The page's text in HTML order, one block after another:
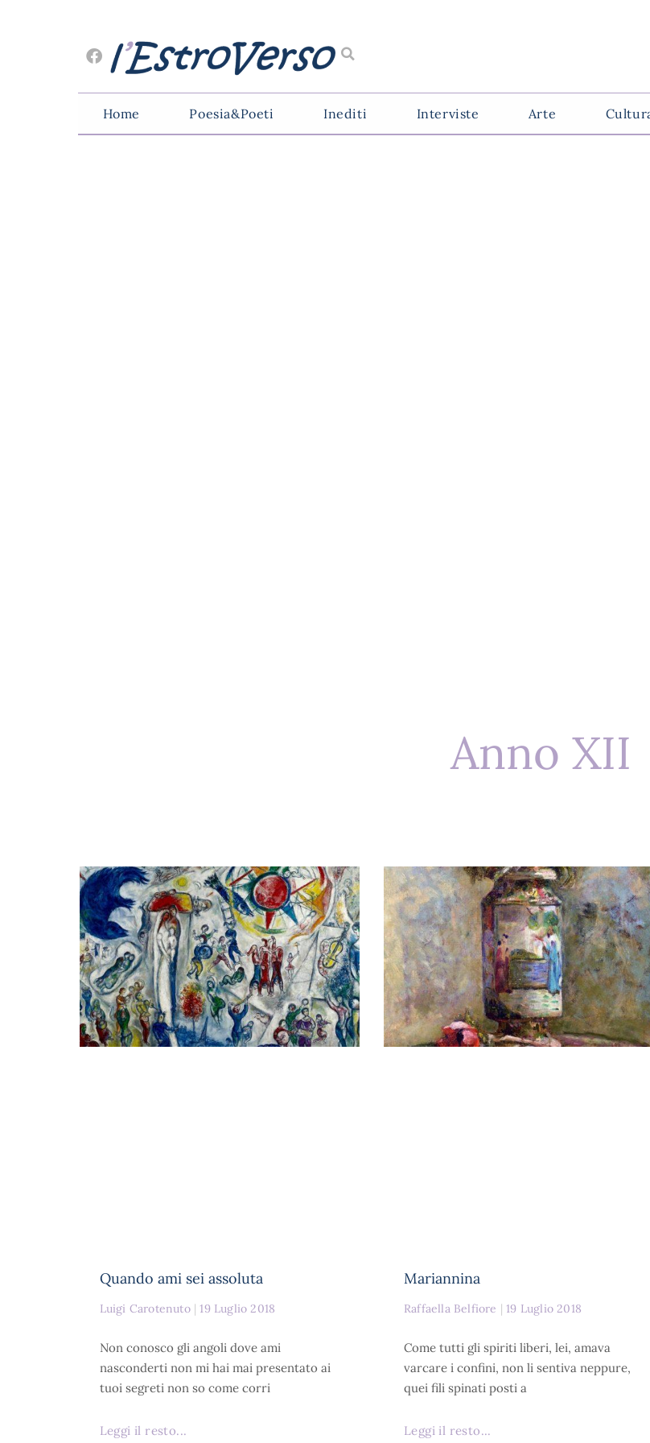
Home Poesia&Poeti Inediti Interviste Arte
Anno XII
Quando ami sei assoluta
Luigi Carotenuto 19 Luglio 2018
Non conosco gli angoli dove ami
nasconderti non mi hai mai presentato ai
tuoi segreti non so come corri
Leggi il resto...
Mariannina
Raffaella Belfiore 19 Luglio 2018
Come tutti gli spiriti liberi, lei, amava
varcare i confini, non li sentiva neppure,
quei fili spinati posti a
Leggi il resto...